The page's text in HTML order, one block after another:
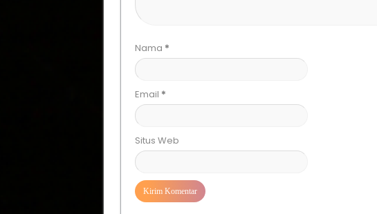
Nama *
Email *
Situs Web